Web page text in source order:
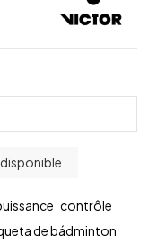
contrôle
de bádminton